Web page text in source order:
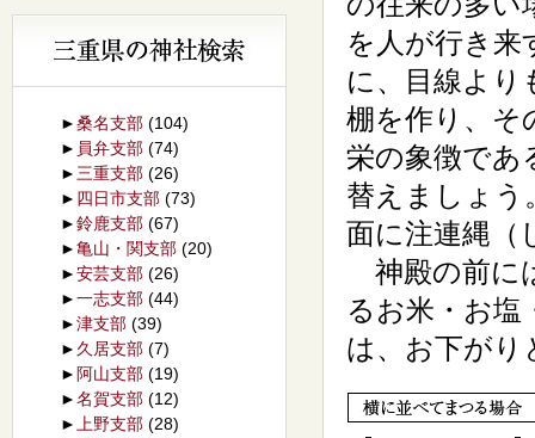
を人が行き来
に、目線より
棚を作り、そ
栄の象徴であ
替えましょう
面に注連縄（
神殿の前に
るお米・お塩
は、お下がり
►桑名支部 (104)
► 員弁支部 (74)
► 三重支部 (26)
► 四日市支部 (73)
►鈴鹿支部 (67)
►亀山・関支部 (20)
►安芸支部 (26)
►一志支部 (44)
►津支部 (39)
► 久居支部 (7)
► 阿山支部 (19)
►名賀支部 (12)
►
上野支部 (28)